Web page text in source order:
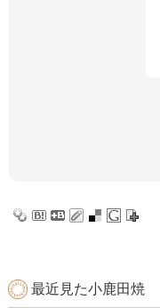
最近見た小鹿田焼